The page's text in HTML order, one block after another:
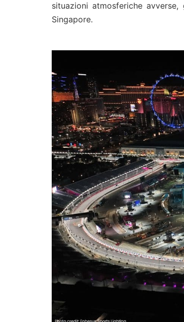
situazioni atmosferiche
Singapore.